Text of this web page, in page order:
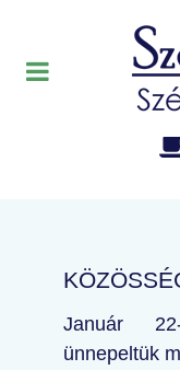
Január
ünnepeltük